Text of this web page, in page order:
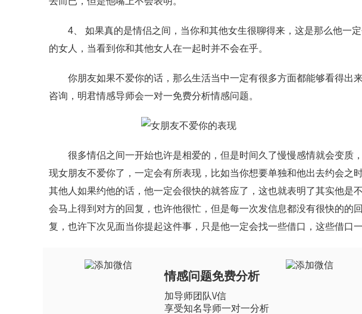
4、 如果真的是情侣之间，当你和其他女生很聊得来，这是那么他一
的女人，当看到你和其他女人在一起时并不会在乎。
你朋友如果不爱你的话，那么生活当中一定有很多方面都能够看得出
咨询，明君情感导师会一对一免费分析情感问题。
很多情侣之间一开始也许是相爱的，但是时间久了慢慢感情就会变质
现女朋友不爱你了，一定会有所表现，比如当你想要单独和他出去约会之
其他人如果约他的话，他一定会很快的就答应了，这也就表明了其实他是
会马上得到对方的回复，也许他很忙，但是每一次发信息都没有很快的的
复，也许下次见面当你提起这件事，只是他一定会找一些借口，这些借口一
情感问题免费分析
加导师团队\/信
享受知名导师一对一分析